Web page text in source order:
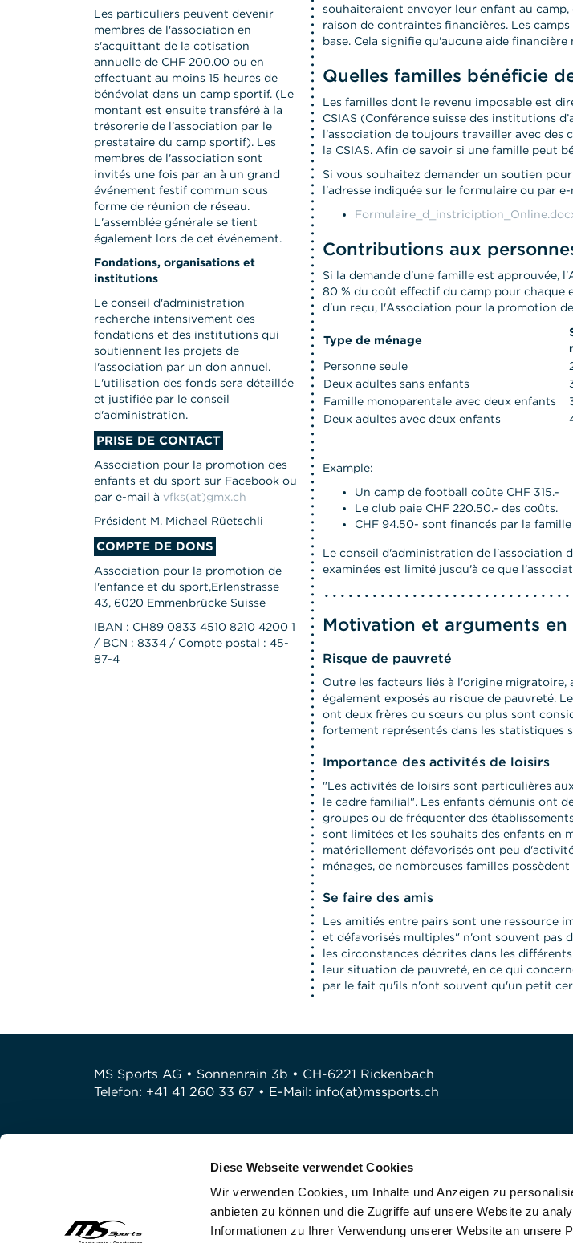
Diese Webseite verwendet Cookies
Wir verwenden Cookies, um Inhalte und Anzeigen zu
anbieten zu können und die Zugriffe auf unsere Website zu
Informationen zu Ihrer Verwendung unserer Website an unsere
souhaiteraient envoyer leur enfant au
raison de contraintes financières. Les
base. Cela signifie qu'aucune aide
Quelles familles bénéficie
Les familles dont le revenu imposable est
CSIAS (Conférence suisse des institutions
l'association de toujours travailler avec des
la CSIAS. Afin de savoir si une famille peut
Si vous souhaitez demander un soutien
l'adresse indiquée sur le formulaire ou par
Contributions aux
Si la demande d'une famille est approuvée,
80 % du coût effectif du camp pour chaque
d'un reçu, l'Association pour la promotion
Type de ménage
Personne seule
Deux adultes sans enfants
Famille monoparentale avec deux enfants
Deux adultes avec deux enfants
Example:
Un camp de football coûte CHF 315.-
Le club paie CHF 220.50.- des coûts.
CHF 94.50- sont financés par la famille
Le conseil d'administration de l'association
examinées est limité jusqu'à ce que
Motivation et arguments
Risque de pauvreté
Outre les facteurs liés à l'origine migratoire,
également exposés au risque de pauvreté.
ont deux frères ou sœurs ou plus sont
fortement représentés dans les statistiques
Importance des activités de loisirs
"Les activités de loisirs sont particulières
le cadre familial". Les enfants démunis ont
groupes ou de fréquenter des
sont limitées et les souhaits des enfants en
matériellement défavorisés ont peu
ménages, de nombreuses familles
Se faire des amis
Les amitiés entre pairs sont une ressource
et défavorisés multiples" n'ont souvent pas
les circonstances décrites dans les
leur situation de pauvreté, en ce qui
par le fait qu'ils n'ont souvent qu'un petit
Les particuliers peuvent devenir
membres de l'association en
s'acquittant de la cotisation
annuelle de CHF 200.00 ou en
effectuant au moins 15 heures de
bénévolat dans un camp sportif. (Le
montant est ensuite transféré à la
trésorerie de l'association par le
prestataire du camp sportif). Les
membres de l'association sont
invités une fois par an à un grand
événement festif commun sous
forme de réunion de réseau.
L'assemblée générale se tient
également lors de cet événement.
Fondations, organisations et
institutions
Le conseil d'administration
recherche intensivement des
fondations et des institutions qui
soutiennent les projets de
l'association par un don annuel.
L'utilisation des fonds sera détaillée
et justifiée par le conseil
d'administration.
PRISE DE CONTACT
Association pour la promotion des
enfants et du sport sur Facebook ou
par e-mail à vfks(at)gmx.ch
Président M. Michael Rüetschli
COMPTE DE DONS
Association pour la promotion de
l'enfance et du sport,Erlenstrasse
43, 6020 Emmenbrücke Suisse
IBAN : CH89 0833 4510 8210 4200 1
/ BCN : 8334 / Compte postal : 45-
87-4
MS Sports AG • Sonnenrain 3b • CH-6221 Rickenbach
Telefon: +41 41 260 33 67 • E-Mail: info(at)mssports.ch